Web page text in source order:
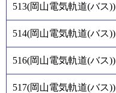
513(岡山電気軌道(バス))
514(岡山電気軌道(バス))
516(岡山電気軌道(バス))
517(岡山電気軌道(バス))